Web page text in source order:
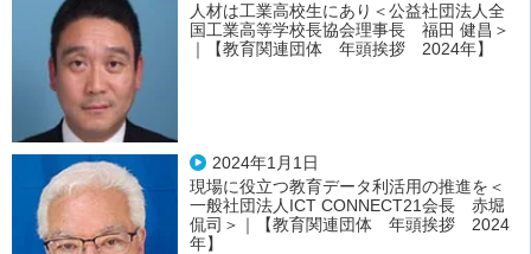
人材は工業高校生にあり＜公益社団法人全
国工業高等学校長協会理事長 福田 健昌＞
｜【教育関連団体 年頭挨拶 2024年】
2024年1月1日
現場に役立つ教育データ利活用の推進を＜
一般社団法人ICT CONNECT21会長 赤堀
侃司＞｜【教育関連団体 年頭挨拶 2024
年】